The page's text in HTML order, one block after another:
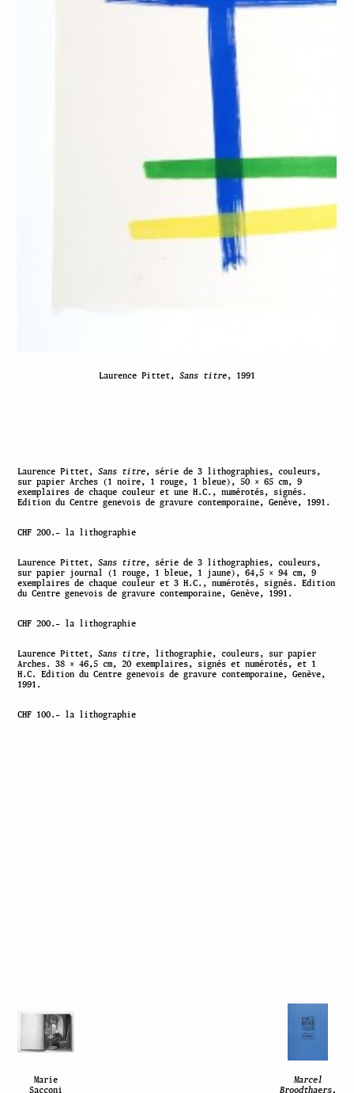
Laurence Pittet, Sans titre, 1991
Laurence Pittet, Sans titre, série de 3 lithographies, couleurs,
sur papier Arches (1 noire, 1 rouge, 1 bleue), 50 × 65 cm, 9
exemplaires de chaque couleur et une H.C., numérotés, signés.
Edition du Centre genevois de gravure contemporaine, Genève, 1991.
CHF 200.– la lithographie
Laurence Pittet, Sans titre, série de 3 lithographies, couleurs,
sur papier journal (1 rouge, 1 bleue, 1 jaune), 64,5 × 94 cm, 9
exemplaires de chaque couleur et 3 H.C., numérotés, signés. Edition
du Centre genevois de gravure contemporaine, Genève, 1991.
CHF 200.– la lithographie
Laurence Pittet, Sans titre, lithographie, couleurs, sur papier
Arches. 38 × 46,5 cm, 20 exemplaires, signés et numérotés, et 1
H.C. Edition du Centre genevois de gravure contemporaine, Genève,
1991.
CHF 100.– la lithographie
Marie
Sacconi
Marcel
Broodthaers,